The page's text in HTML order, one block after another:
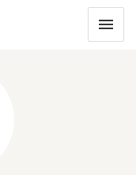
Toggle